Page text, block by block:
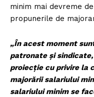
minim mai devreme
propunerile de
„În acest moment
patronate şi
proiecţie cu privire la
majorării salariului
salariului minim se